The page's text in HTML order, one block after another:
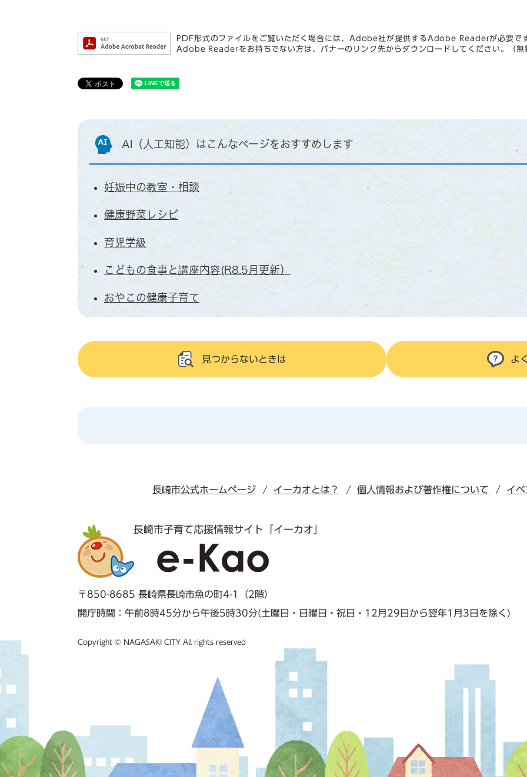
PDF形式のファイルをご覧いただく場合には、Adobe社が提供するAdobe Readerが必要で
Adobe Readerをお持ちでない方は、バナーのリンク先からダウンロードしてください。（無
AI（人工知能）はこんなページをおすすめします
妊娠中の教室・相談
健康野菜レシピ
育児学級
こどもの食事と講座内容(R8.5月更新）
おやこの健康子育て
見つからないときは よ
長崎市公式ホームページ イーカオとは？ 個人情報および著作権について イ
長崎市子育て応援情報サイト「イーカオ」
〒850-8685 長崎県長崎市魚の町4-1（2階）
開庁時間：午前8時45分から午後5時30分(土曜日・日曜日・祝日・12月29日から翌年1月3日を除く)
Copyright © NAGASAKI CITY All rights reserved